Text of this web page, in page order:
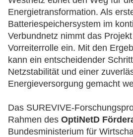
Energietransformation. Als
Batteriespeichersystem im
Verbundnetz nimmt das
Vorreiterrolle ein. Mit den
kann ein entscheidender
Netzstabilität und einer
Energieversorgung gemacht
Das SUREVIVE-
Rahmen des OptiNetD
Bundesministerium für